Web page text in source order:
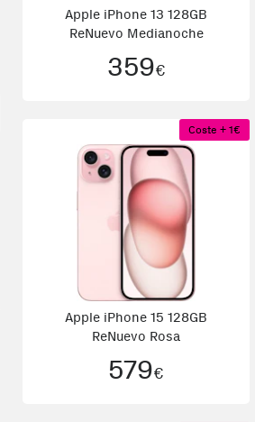
Apple iPhone 13 128GB
ReNuevo Medianoche
359€
Coste + 1€
Apple iPhone 15 128GB
ReNuevo Rosa
579€